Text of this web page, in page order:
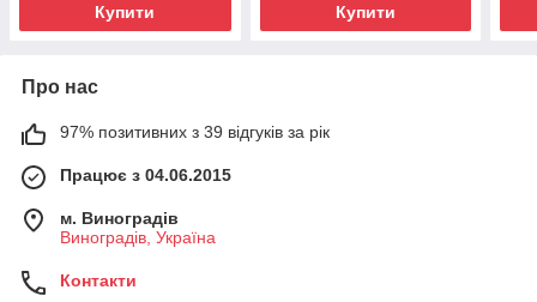
Купити Купити
Про нас
97% позитивних з 39 відгуків за рік
Працює з 04.06.2015
м. Виноградів
Виноградів, Україна
Контакти